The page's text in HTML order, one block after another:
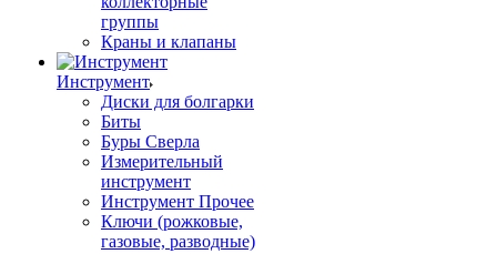
группы
Краны и клапаны
Инструмент
Диски для болгарки
Биты
Буры Сверла
Измерительный
инструмент
Инструмент Прочее
Ключи (рожковые,
газовые, разводные)